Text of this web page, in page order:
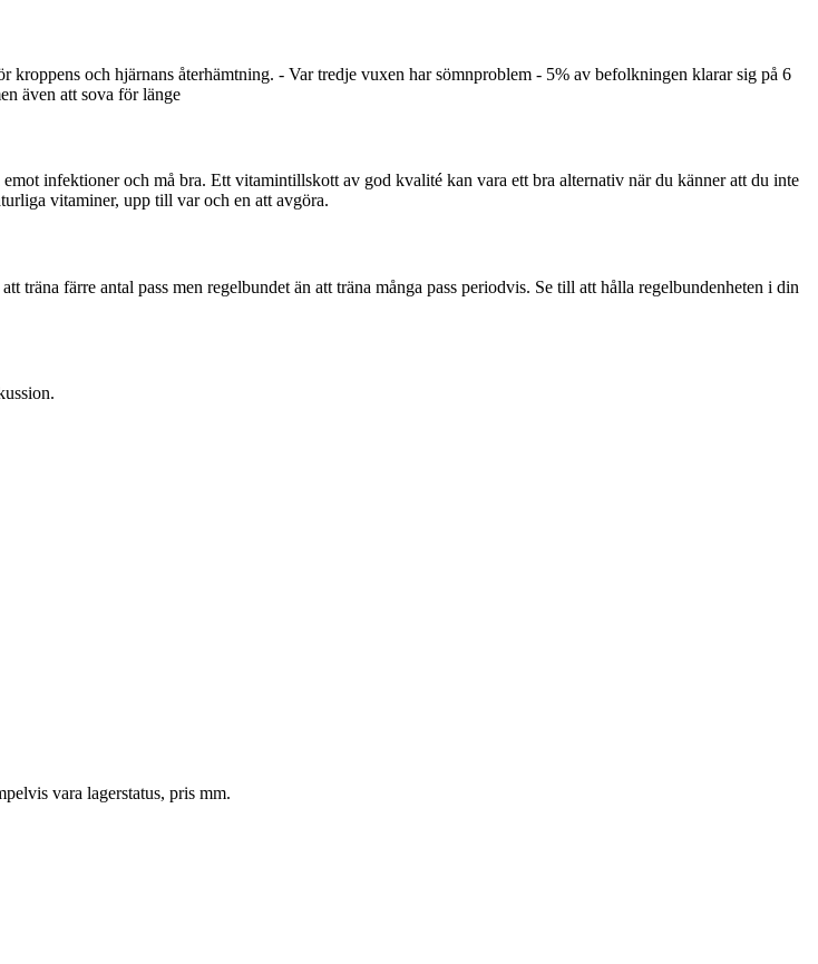
och hjärnans återhämtning. - Var tredje vuxen har sömnproblem - 5% av befolkningen klarar sig på 6
även att sova för länge
infektioner och må bra. Ett vitamintillskott av god kvalité kan vara ett bra alternativ när du känner att du inte
vitaminer, upp till var och en att avgöra.
träna färre antal pass men regelbundet än att träna många pass periodvis. Se till att hålla regelbundenheten i din
vara lagerstatus, pris mm.